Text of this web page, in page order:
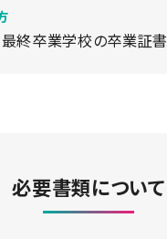
最終卒業学校の卒業証書
必要書類について